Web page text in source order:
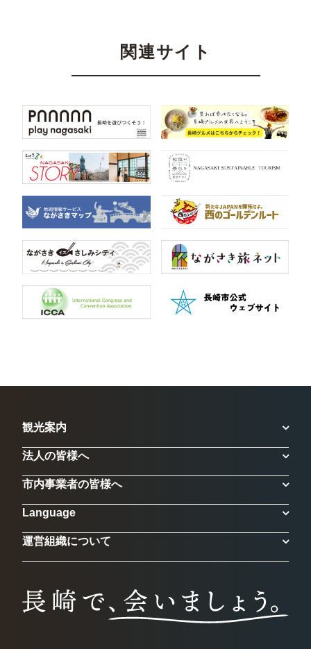
関連サイト
観光案内
法人の皆様へ
市内事業者の皆様へ
Language
運営組織について